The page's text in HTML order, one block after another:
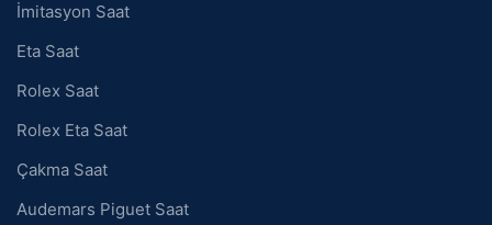
İmitasyon Saat
Eta Saat
Rolex Saat
Rolex Eta Saat
Çakma Saat
Audemars Piguet Saat